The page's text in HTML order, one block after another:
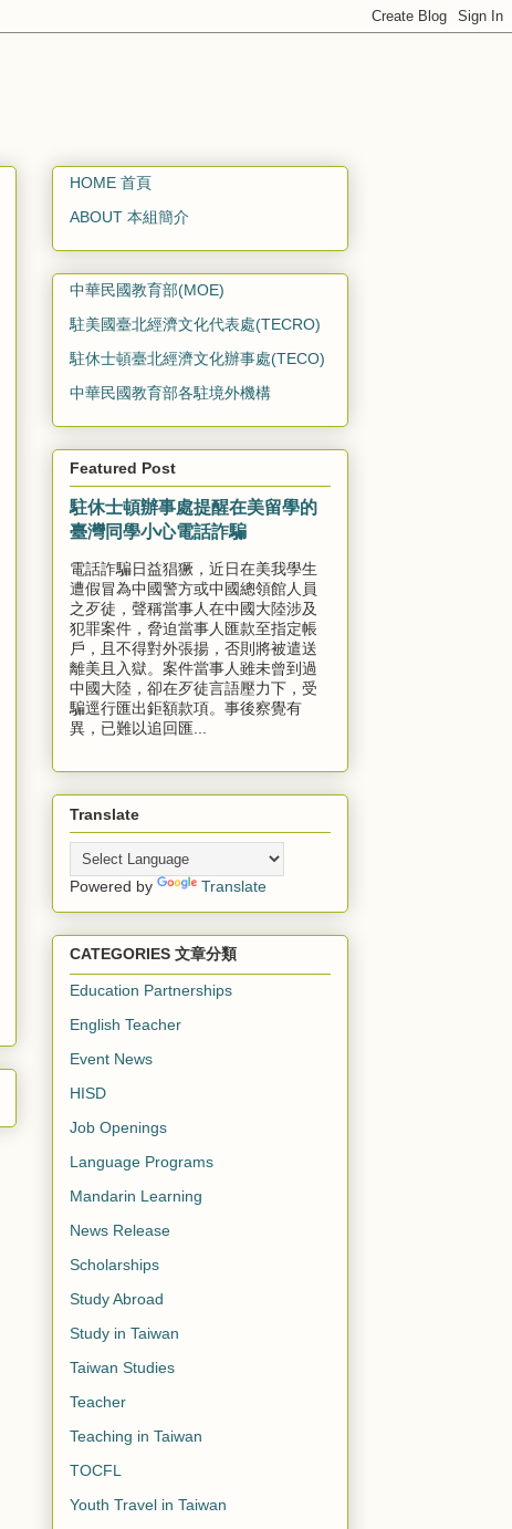
HOME 首頁
ABOUT 本組簡介
中華民國教育部(MOE)
駐美國臺北經濟文化代表處(TECRO)
駐休士頓臺北經濟文化辦事處(TECO)
中華民國教育部各駐境外機構
Featured Post
駐休士頓辦事處提醒在美留學的
臺灣同學小心電話詐騙
電話詐騙日益猖獗，近日在美我學生
遭假冒為中國警方或中國總領館人員
之歹徒，聲稱當事人在中國大陸涉及
犯罪案件，脅迫當事人匯款至指定帳
戶，且不得對外張揚，否則將被遣送
離美且入獄。案件當事人雖未曾到過
中國大陸，卻在歹徒言語壓力下，受
騙逕行匯出鉅額款項。事後察覺有
異，已難以追回匯...
Translate
Powered by Translate
CATEGORIES 文章分類
Education Partnerships
English Teacher
Event News
HISD
Job Openings
Language Programs
Mandarin Learning
News Release
Scholarships
Study Abroad
Study in Taiwan
Taiwan Studies
Teacher
Teaching in Taiwan
TOCFL
Youth Travel in Taiwan